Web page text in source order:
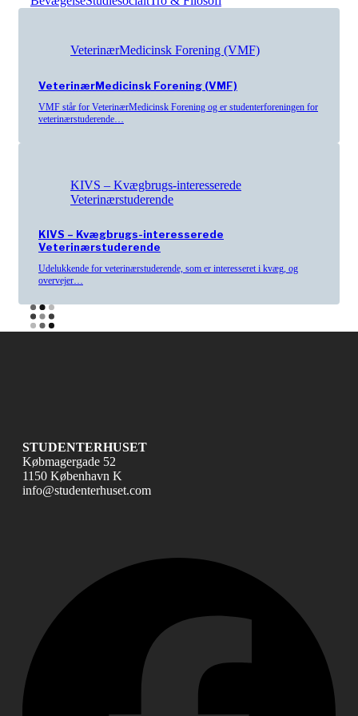
VeterinærMedicinsk Forening (VMF)
VeterinærMedicinsk Forening (VMF)
VMF står for VeterinærMedicinsk Forening og er studenterforeningen for
veterinærstuderende…
KIVS – Kvægbrugs-interesserede
Veterinærstuderende
KIVS – Kvægbrugs-interesserede
Veterinærstuderende
Udelukkende for veterinærstuderende, som er interesseret i kvæg, og
overvejer…
STUDENTERHUSET
Købmagergade 52
1150 København K
info@studenterhuset.com